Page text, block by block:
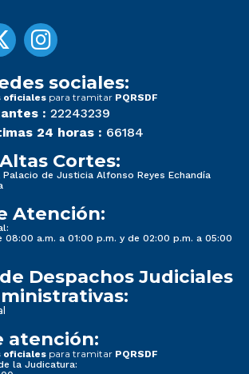
sociales:
oficiales para tramitar PQRSDF
: 22243239
24 horas : 66184
Cortes:
Palacio de Justicia Alfonso Reyes Echandía
Atención:
08:00 a.m. a 01:00 p.m. y de 02:00 p.m. a 05:00
Despachos Judiciales
atención:
oficiales para tramitar PQRSDF
la Judicatura: